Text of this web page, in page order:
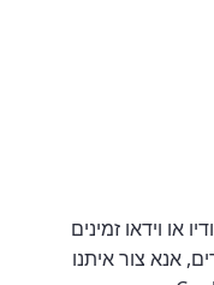
או וידאו זמינים
אנא צור איתנו